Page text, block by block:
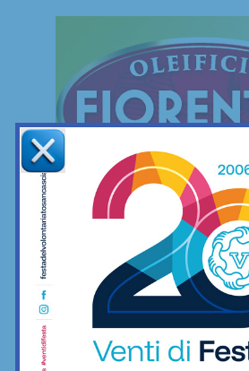
FREESTYLE
Le mie camminate
minimo